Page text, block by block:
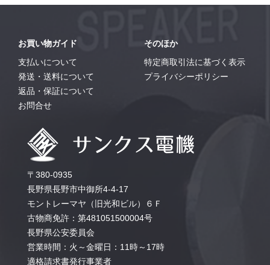
お買い物ガイド
支払いについて
発送・送料について
返品・保証について
お問合せ
そのほか
特定商取引法に基づく表示
プライバシーポリシー
〒380-0935
長野県長野市中御所4-4-17
モントレーマヤ（旧光和ビル）６Ｆ
古物商免許：第481051500004号
長野県公安委員会
営業時間：火～金曜日：11時～17時
適格請求書発行事業者